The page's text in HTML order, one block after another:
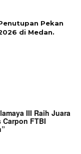
Pekan
di Medan.
III Raih Juara
FTBI